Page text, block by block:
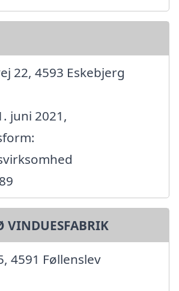
22, 4593 Eskebjerg
juni 2021,
VINDUESFABRIK
4591 Føllenslev